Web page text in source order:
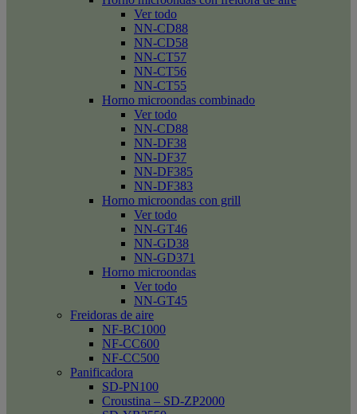
Ver todo
NN-CD88
NN-CD58
NN-CT57
NN-CT56
NN-CT55
Horno microondas combinado
Ver todo
NN-CD88
NN-DF38
NN-DF37
NN-DF385
NN-DF383
Horno microondas con grill
Ver todo
NN-GT46
NN-GD38
NN-GD371
Horno microondas
Ver todo
NN-GT45
Freidoras de aire
NF-BC1000
NF-CC600
NF-CC500
Panificadora
SD-PN100
Croustina – SD-ZP2000